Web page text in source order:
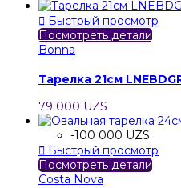
 Быстрый просмотр
Посмотреть детали
Bonna
Тарелка 21см
79 000 UZS
-100 000 UZS
 Быстрый просмотр
Посмотреть детали
Costa Nova